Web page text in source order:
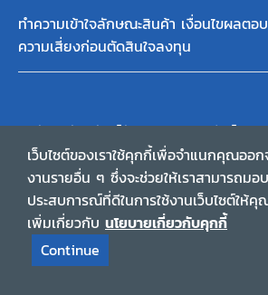
ทำความเข้าใจลักษณะสินค้า เงื่อนไขผลตอ
ความเสี่ยงก่อนตัดสินใจลงทุน
บริษัท หลักทรัพย์จัดการกองทุน อีสท์สปริ
(ประเทศไทย) จำกัด,ชั้น 9 อาคาร มิตรทาว
ทาวเวอร์,944 ถนนพระราม 4 แขวงวังใหม่ เ
ปทุมวัน กรุงเทพมหานคร 10330,เลขประจ
ภาษีอากร 0105565112264
eastspring.co.th
เว็บไซต์ของเราใช้คุกกี้เพื่อจำแนกคุณออก
งานรายอื่น ๆ ซึ่งจะช่วยให้เราสามารถมอบ
ประสบการณ์ที่ดีในการใช้งานเว็บไซต์ให้คุ
เพิ่มเกี่ยวกับ นโยบายเกี่ยวกับคุกกี้